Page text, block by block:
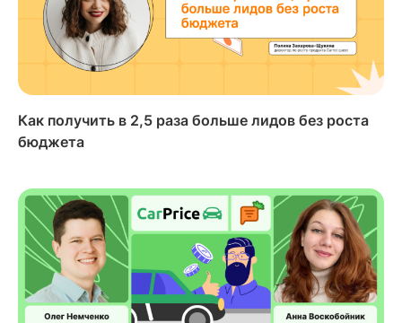
Как получить в 2,5 раза больше лидов без роста
бюджета